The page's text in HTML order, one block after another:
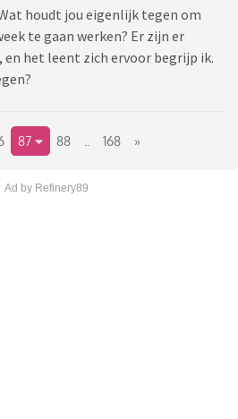
houdt jou eigenlijk tegen om
te gaan werken? Er zijn er
en het leent zich ervoor begrijp ik.
87 88 168 »
Ad by Refinery89